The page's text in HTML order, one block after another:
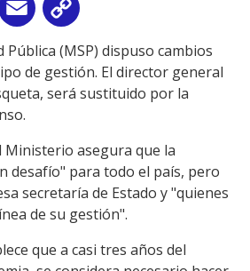
Email
Link
Pública (MSP) dispuso cambios
de gestión. El director general
será sustituido por la
Ministerio asegura que la
desafío" para todo el país, pero
secretaría de Estado y "quienes
de su gestión".
que a casi tres años del